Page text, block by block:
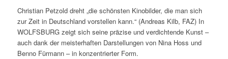
Christian Petzold dreht „die schönsten Kinobilder, die man sich
zur Zeit in Deutschland vorstellen kann.“ (Andreas Kilb, FAZ) In
WOLFSBURG zeigt sich seine präzise und verdichtende Kunst –
auch dank der meisterhaften Darstellungen von Nina Hoss und
Benno Fürmann – in konzentrierter Form.